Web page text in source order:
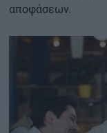
αποφάσεων.